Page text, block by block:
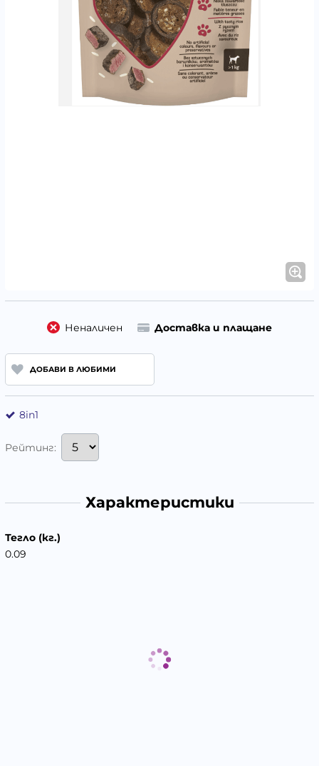
Неналичен Доставка и плащане
ДОБАВИ В ЛЮБИМИ
8in1
Рейтинг:
Характеристики
Тегло (кг.)
0.09